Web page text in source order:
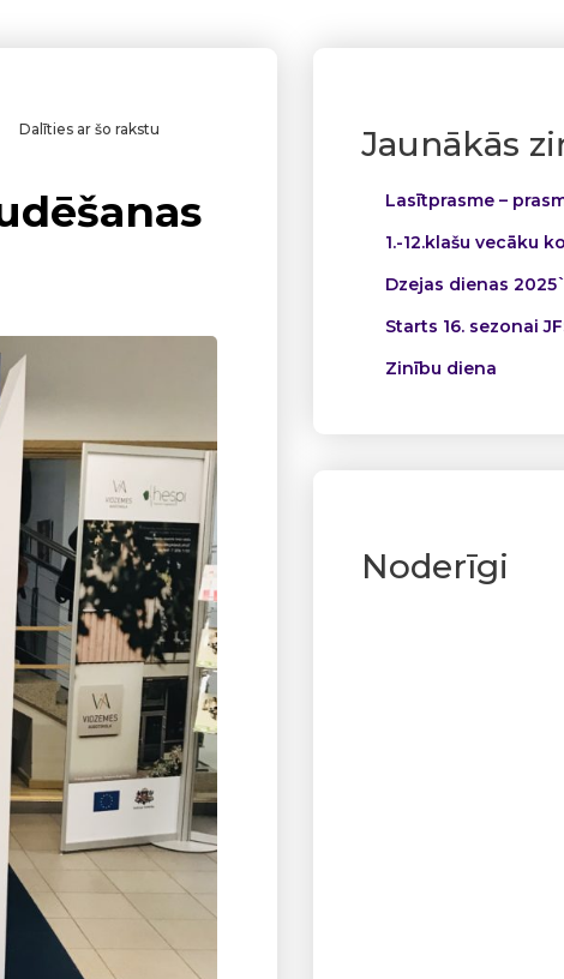
Jaunākās
Lasītprasme –
1.-12.klašu vecāku
Dzejas dienas 2025`
Starts 16. sezonai
Zinību diena
Noderīgi
Dalīties ar šo rakstu